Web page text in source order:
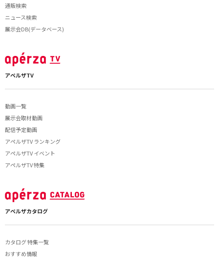
通販検索
ニュース検索
展示会DB(データベース)
アペルザTV
動画一覧
展示会取材動画
配信予定動画
アペルザTV ランキング
アペルザTV イベント
アペルザTV 特集
アペルザカタログ
カタログ 特集一覧
おすすめ情報